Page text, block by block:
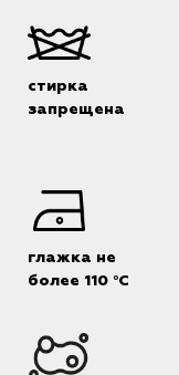
стирка
запрещена
глажка не
более 110 °C